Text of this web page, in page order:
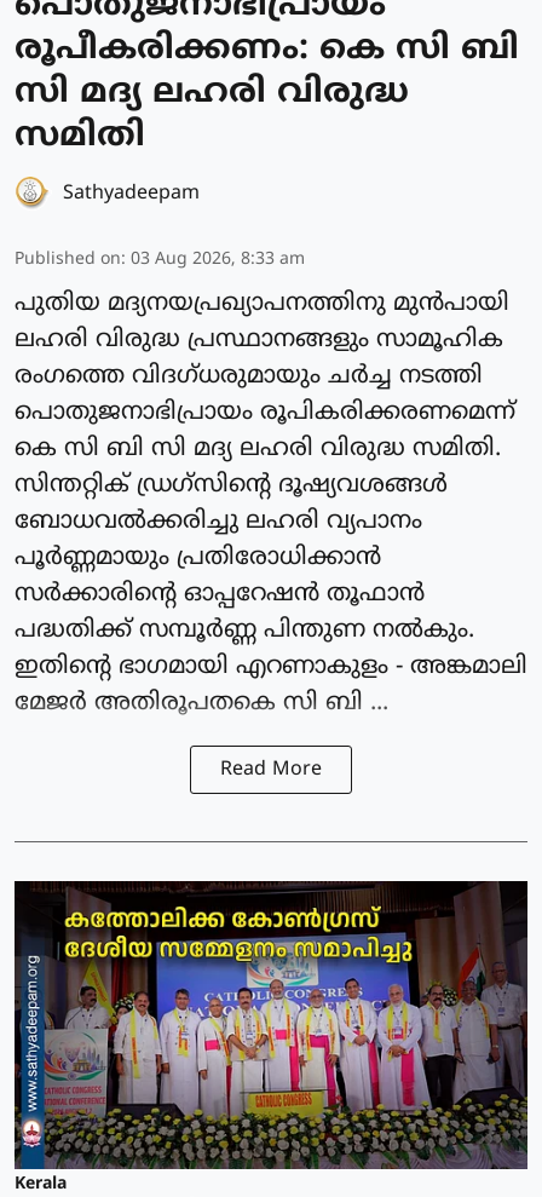
രൂപീകരിക്കണം: കെ സി ബി
സി മദ്യ ലഹരി വിരുദ്ധ
സമിതി
Sathyadeepam
Published on: 03 Aug 2026, 8:33 am
പുതിയ മദ്യനയപ്രഖ്യാപനത്തിനു മുൻപായി
ലഹരി വിരുദ്ധ പ്രസ്ഥാനങ്ങളും സാമൂഹിക
രംഗത്തെ വിദഗ്ധരുമായും ചർച്ച നടത്തി
പൊതുജനാഭിപ്രായം രൂപികരിക്കരണമെന്ന്
കെ സി ബി സി മദ്യ ലഹരി വിരുദ്ധ സമിതി.
സിന്തറ്റിക് ഡ്രഗ്സിൻ്റെ ദൂഷ്യവശങ്ങൾ
ബോധവൽക്കരിച്ചു ലഹരി വ്യപാനം
പൂർണ്ണമായും പ്രതിരോധിക്കാൻ
സർക്കാരിൻ്റെ ഓപ്പറേഷൻ തൂഫാൻ
പദ്ധതിക്ക് സമ്പൂർണ്ണ പിന്തുണ നൽകും.
ഇതിൻ്റെ ഭാഗമായി എറണാകുളം - അങ്കമാലി
മേജർ അതിരൂപതകെ സി ബി ...
Read More
Kerala